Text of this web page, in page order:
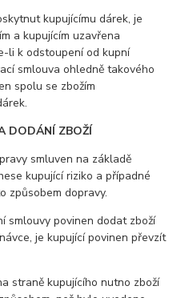
kupujícímu dárek, je
a kupujícím uzavřena
li k odstoupení od kupní
smlouva ohledně takového
spolu se zbožím
DODÁNÍ ZBOŽÍ
smluven na základě
kupující riziko a případné
způsobem dopravy.
povinen dodat zboží
je kupující povinen převzít
kupujícího nutno zboží